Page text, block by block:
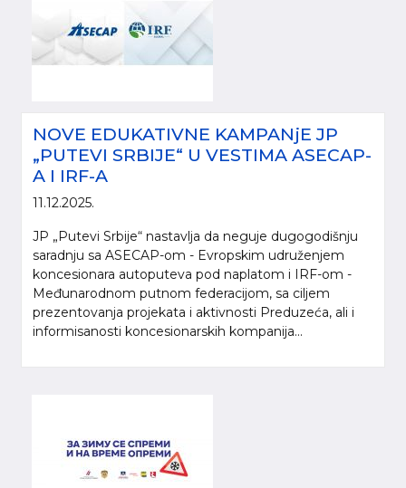
NOVE EDUKATIVNE KAMPANjE JP
„PUTEVI SRBIJE“ U VESTIMA ASECAP-
A I IRF-A
11.12.2025.
JP „Putevi Srbije“ nastavlja da neguje dugogodišnju
saradnju sa ASECAP-om - Evropskim udruženjem
koncesionara autoputeva pod naplatom i IRF-om -
Međunarodnom putnom federacijom, sa ciljem
prezentovanja projekata i aktivnosti Preduzeća, ali i
informisanosti koncesionarskih kompanija...